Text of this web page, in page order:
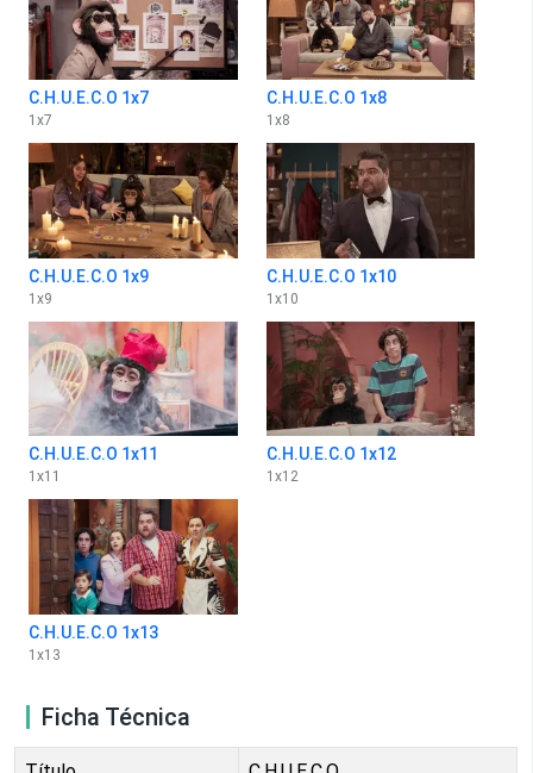
C.H.U.E.C.O 1x7
1 x7
C.H.U.E.C.O 1x8
1 x8
C.H.U.E.C.O 1x9
1 x9
C.H.U.E.C.O 1x10
1 x10
C.H.U.E.C.O 1x11
1 x11
C.H.U.E.C.O 1x12
1 x12
C.H.U.E.C.O 1x13
1 x13
Ficha Técnica